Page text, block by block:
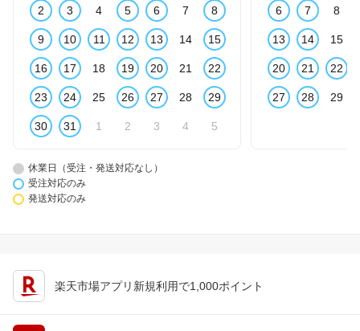
2 3 4 5 6 7 8
9 10 11 12 13 14 15
16 17 18 19 20 21 22
23 24 25 26 27 28 29
30 31 1 2 3 4 5
6 7 8
13 14 15
20 21 22
27 28 29
休業日（受注・発送対応なし）
受注対応のみ
発送対応のみ
楽天市場アプリ新規利用で1,000ポイント